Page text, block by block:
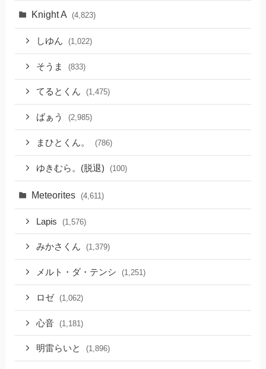
Knight A (4,823)
しゆん (1,022)
そうま (833)
てるとくん (1,475)
ばぁう (2,985)
まひとくん。 (786)
ゆきむら。(脱退) (100)
Meteorites (4,611)
Lapis (1,576)
みかさくん (1,379)
メルト・ダ・テンシ (1,251)
ロゼ (1,062)
心音 (1,181)
明雷らいと (1,896)